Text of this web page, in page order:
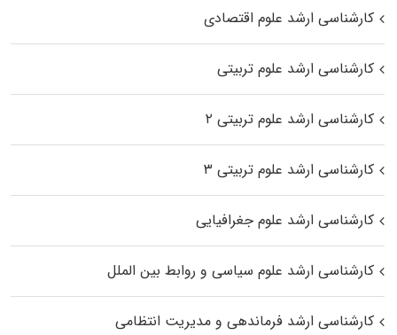
کارشناسی ارشد علوم اقتصادی
کارشناسی ارشد علوم تربیتی
کارشناسی ارشد علوم تربیتی ۲
کارشناسی ارشد علوم تربیتی ۳
کارشناسی ارشد علوم جغرافیایی
کارشناسی ارشد علوم سیاسی و روابط بین الملل
کارشناسی ارشد فرماندهی و مدیریت انتظامی